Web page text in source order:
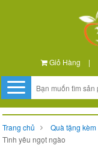
Giỏ Hàng |
Trang chủ Quà tặng kèm
Tình yêu ngọt ngào